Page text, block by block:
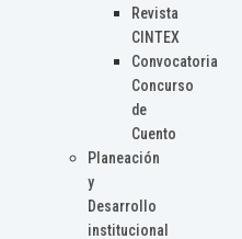
Revista
CINTEX
Convocatoria
Concurso
de
Cuento
Planeación
y
Desarrollo
institucional